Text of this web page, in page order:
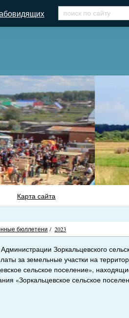
Карта сайта
бюллетени / 2023
Зоркальцевского
за земельные участки на
сельское поселение»,
«Зоркальцевское сельское